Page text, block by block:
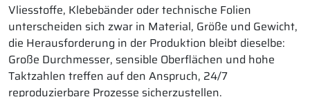
Vliesstoffe, Klebebänder oder technische Folien
unterscheiden sich zwar in Material, Größe und Gewicht,
die Herausforderung in der Produktion bleibt dieselbe:
Große Durchmesser, sensible Oberflächen und hohe
Taktzahlen treffen auf den Anspruch, 24/7
reproduzierbare Prozesse sicherzustellen.